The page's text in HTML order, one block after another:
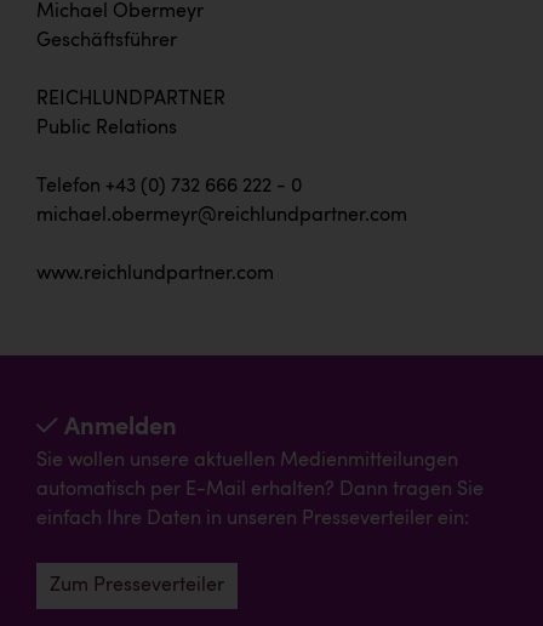
Michael Obermeyr
Geschäftsführer
REICHLUNDPARTNER
Public Relations
Telefon +43 (0) 732 666 222 - 0
michael.obermeyr@reichlundpartner.com
www.reichlundpartner.com
Anmelden
Sie wollen unsere aktuellen Medienmitteilungen
automatisch per E-Mail erhalten? Dann tragen Sie
einfach Ihre Daten in unseren Presseverteiler ein:
Zum Presseverteiler